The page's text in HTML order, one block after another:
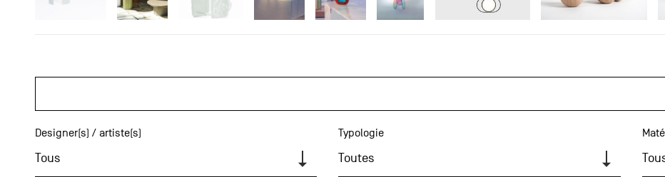
Designer(s) / artiste(s)
Tous
Typologie
Toutes